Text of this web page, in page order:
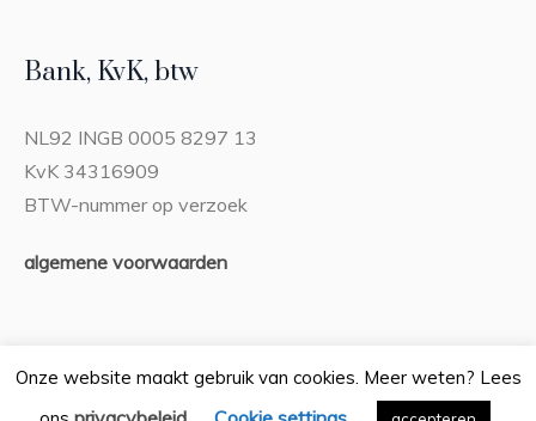
Bank, KvK, btw
NL92 INGB 0005 8297 13
KvK 34316909
BTW-nummer op verzoek
algemene voorwaarden
Onze website maakt gebruik van cookies. Meer weten? Lees